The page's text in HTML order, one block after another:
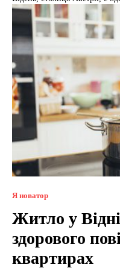
Я новатор
Житло у
здорового
квартирах